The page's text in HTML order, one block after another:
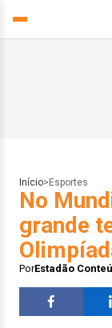
Início> Esportes
No
grande
PorEstadão